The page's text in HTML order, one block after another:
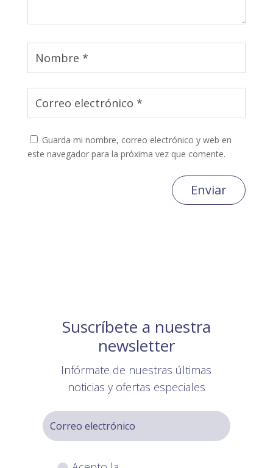
Guarda mi nombre, correo electrónico y web en
este navegador para la próxima vez que comente.
Enviar
Suscríbete a nuestra
newsletter
Infórmate de nuestras últimas
noticias y ofertas especiales